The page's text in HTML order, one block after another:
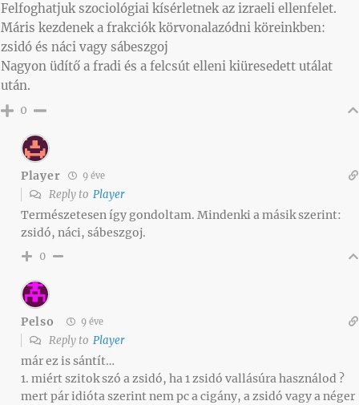
Felfoghatjuk szociológiai kísérletnek az izraeli ellenfelet.
Máris kezdenek a frakciók körvonalazódni köreinkben:
zsidó és náci vagy sábeszgoj
Nagyon üdítő a fradi és a felcsút elleni kiüresedett utálat
után.
0
Player 9 éve
Reply to Player
Természetesen így gondoltam. Mindenki a másik szerint:
zsidó, náci, sábeszgoj.
0
Pelso 9 éve
Reply to Player
már ez is sántít…
1. miért szitok szó a zsidó, ha 1 zsidó vallásúra használod ?
mert pár idióta szerint nem pc a cigány, a zsidó vagy a néger